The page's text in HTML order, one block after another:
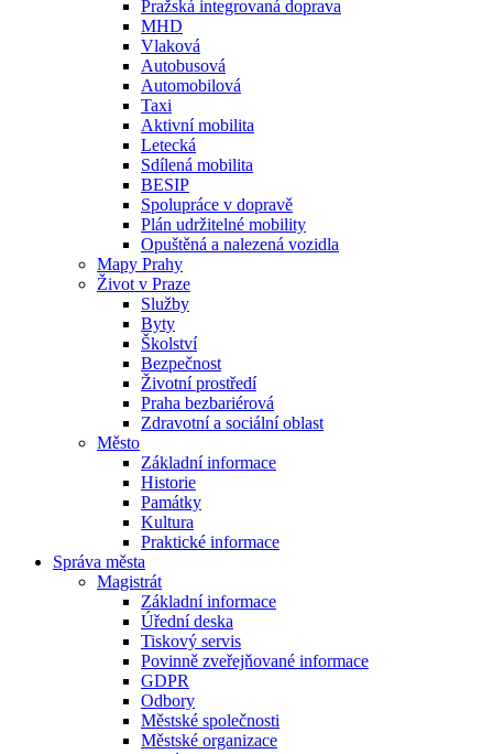
Pražská integrovaná doprava
MHD
Vlaková
Autobusová
Automobilová
Taxi
Aktivní mobilita
Letecká
Sdílená mobilita
BESIP
Spolupráce v dopravě
Plán udržitelné mobility
Opuštěná a nalezená vozidla
Mapy Prahy
Život v Praze
Služby
Byty
Školství
Bezpečnost
Životní prostředí
Praha bezbariérová
Zdravotní a sociální oblast
Město
Základní informace
Historie
Památky
Kultura
Praktické informace
Správa města
Magistrát
Základní informace
Úřední deska
Tiskový servis
Povinně zveřejňované informace
GDPR
Odbory
Městské společnosti
Městské organizace